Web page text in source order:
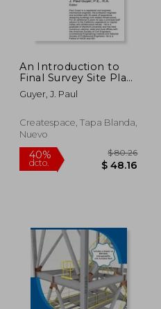
40%
dcto.
An Introduction to
Final Survey Site Plan
or Map Production
(en Inglés)
Guyer, J. Paul
Createspace, Tapa Blanda,
Nuevo